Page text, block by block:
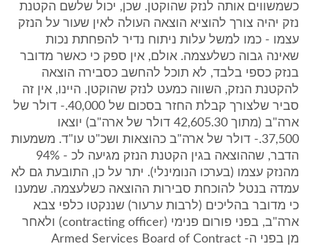
כשמשווים אותה לנזק שהוקטן. שכן, יכול שלשם הקטנת
נזק יהיה צורך להוציא הוצאה העולה לאין שעור על הנזק
עצמו - כמו למשל עלות ניתוח נדיר להפחתת נכות
שאינה גבוה כשלעצמה. אולם, אין ספק כי כאשר מדובר
בנזק כספי בלבד, לא תוכל להחשב כסבירה הוצאה
להקטנת הנזק, השווה כמעט לנזק שהוקטן. היינו, אין זה
סביר שלצורך קבלת החזר בסכום של 40,000.- דולר של
ארה"ב (מתוך 42,605.30 דולר של ארה"ב) יוצאו
37,500.- דולר של ארה"ב כהוצאות ושכ"ט עו"ד. משמעות
הדבר, שההוצאה בגין הקטנת הנזק מגיעה לכ - 94%
מהנזק עצמו (בערכו הנומינלי). יתר על כן, התובעת גם לא
עמדה בנטל להוכחת סבירות ההוצאה כשלעצמה. שמענו
כי מדובר בהליכים (לרבות ערעור) שננקטו כלפי צבא
ארה"ב, בפני פורום פנימי (contracting officer) ולאחר
מן בפני ה- Armed Services Board of Contract